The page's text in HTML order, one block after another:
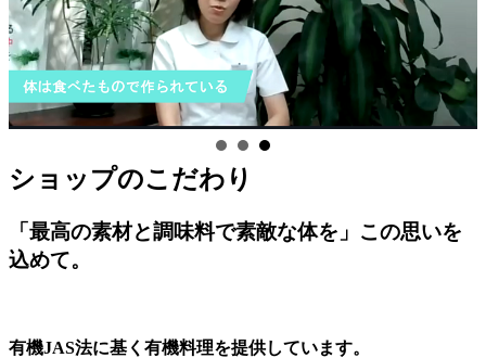
ショップのこだわり
「最高の素材と調味料で素敵な体を」この思いを
込めて。
有機JAS法に基く有機料理を提供しています。